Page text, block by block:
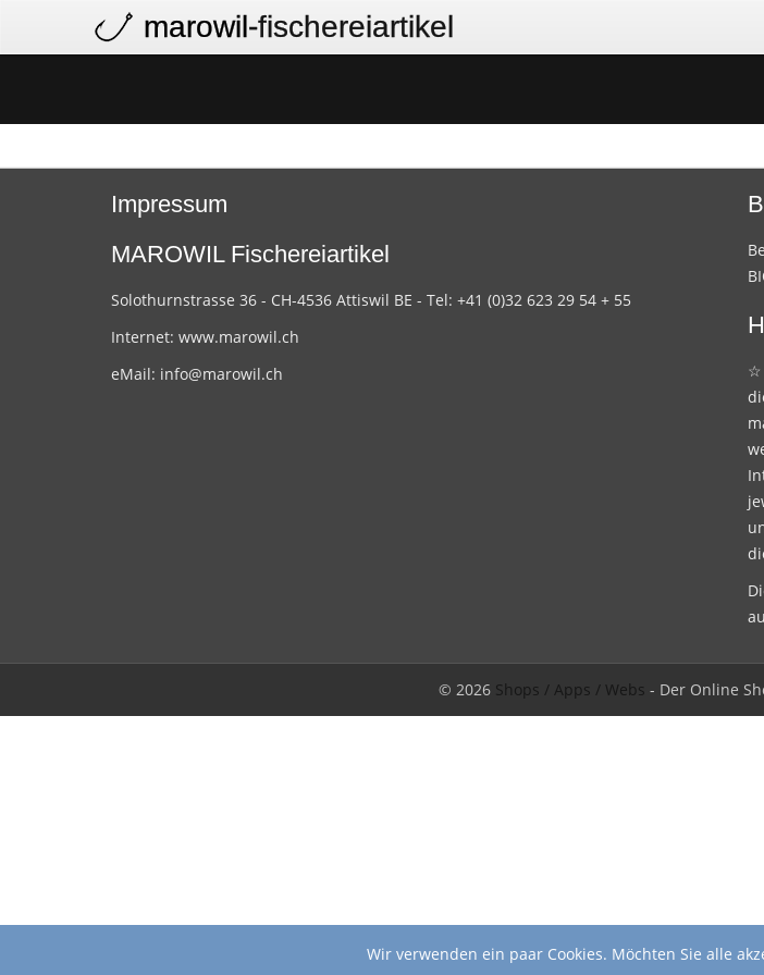
marowil-fischereiartikel
Impressum
MAROWIL Fischereiartikel
Solothurnstrasse 36 - CH-4536 Attiswil BE - Tel: +41 (0)32 623 29 54 + 55
Internet: www.marowil.ch
eMail: info@marowil.ch
☆
© 2026 Shops / Apps / Webs - Der Online
Wir verwenden ein paar Cookies. Möchten Sie alle